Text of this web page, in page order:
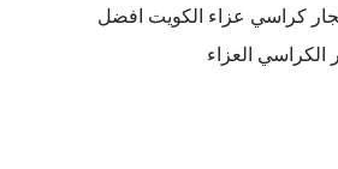
كراسي عزاء الكويت افضل
العزاء